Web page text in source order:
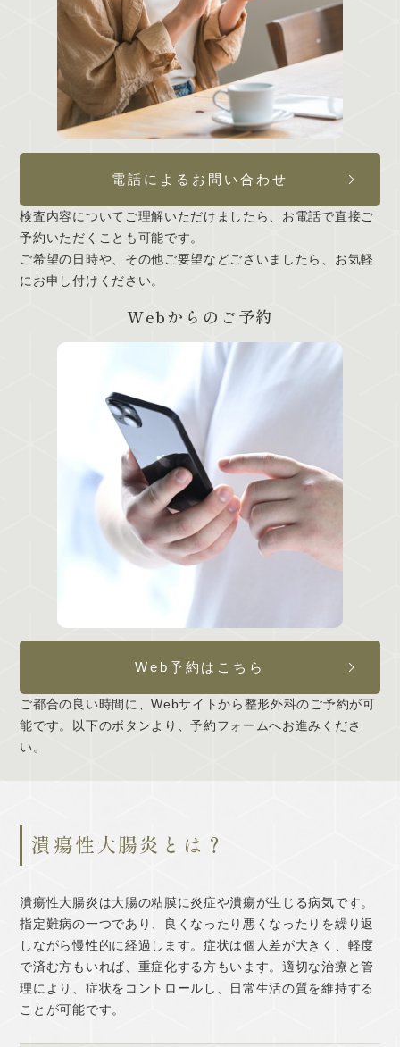
電話によるお問い合わせ
検査内容についてご理解いただけましたら、お電話で直接ご
予約いただくことも可能です。
ご希望の日時や、その他ご要望などございましたら、お気軽
にお申し付けください。
Webからのご予約
Web予約はこちら
ご都合の良い時間に、Webサイトから整形外科のご予約が可
能です。以下のボタンより、予約フォームへお進みくださ
い。
潰瘍性大腸炎とは？
潰瘍性大腸炎は大腸の粘膜に炎症や潰瘍が生じる病気です。
指定難病の一つであり、良くなったり悪くなったりを繰り返
しながら慢性的に経過します。症状は個人差が大きく、軽度
で済む方もいれば、重症化する方もいます。適切な治療と管
理により、症状をコントロールし、日常生活の質を維持する
ことが可能です。